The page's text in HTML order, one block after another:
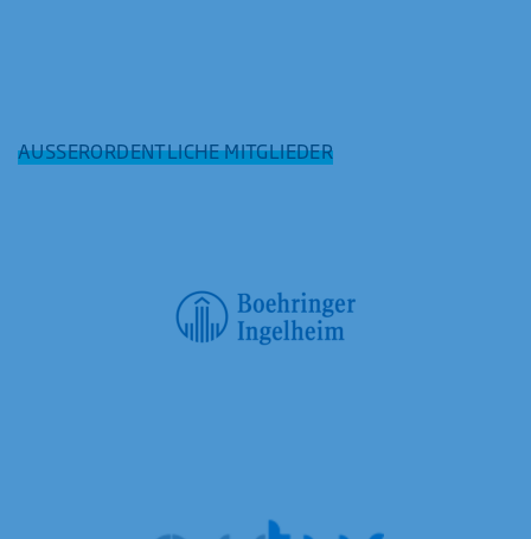
AUSSERORDENTLICHE MITGLIEDER